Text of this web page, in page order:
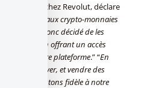
France chez Revolut, déclare
s’exposer aux crypto-monnaies
avons donc décidé de les
nombre, en offrant un accès
toute autre plateforme.” “En
conserver, et vendre des
nous restons fidèle à notre